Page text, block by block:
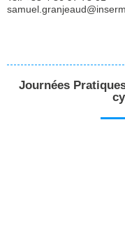
Journées